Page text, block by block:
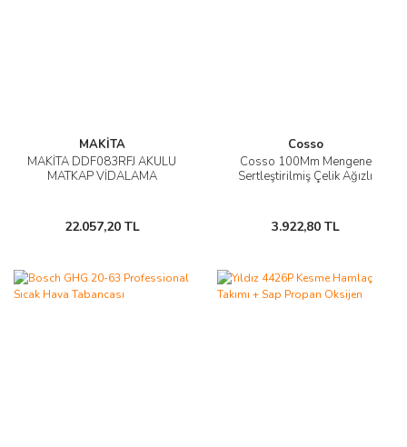
MAKİTA
MAKİTA DDF083RFJ AKÜLÜ
MATKAP VİDALAMA
22.057,20 TL
Cosso
Cosso 100Mm Mengene
Sertleştirilmiş Çelik Ağızlı
3.922,80 TL